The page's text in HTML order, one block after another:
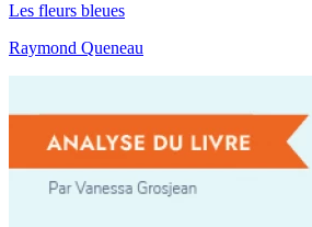
Les fleurs bleues
Raymond Queneau